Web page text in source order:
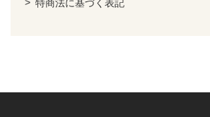
特商法に基づく表記